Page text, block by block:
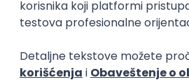
Poslovi posle studija